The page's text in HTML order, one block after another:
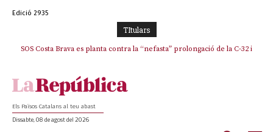
Edició 2935
TItulars
SOS Costa Brava es planta contra la “nefasta” prolongació de la C-32 i
La memòria viva de Josep Sunyol uneix l’esport i la cultura en un emotiu
Els Països Catalans al teu abast
Dissabte, 08 de agost del 2026